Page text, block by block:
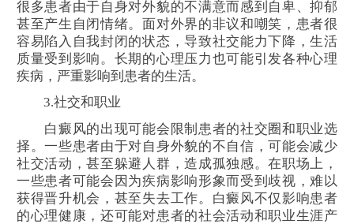
很多患者由于自身对外貌的不满意而感到自卑、抑郁
甚至产生自闭情绪。面对外界的非议和嘲笑，患者很
容易陷入自我封闭的状态，导致社交能力下降，生活
质量受到影响。长期的心理压力也可能引发各种心理
疾病，严重影响到患者的生活。
3.社交和职业
白癜风的出现可能会限制患者的社交圈和职业选
择。一些患者由于对自身外貌的不自信，可能会减少
社交活动，甚至躲避人群，造成孤独感。在职场上，
一些患者可能会因为疾病影响形象而受到歧视，难以
获得晋升机会，甚至失去工作。白癜风不仅影响患者
的心理健康，还可能对患者的社会活动和职业生涯产